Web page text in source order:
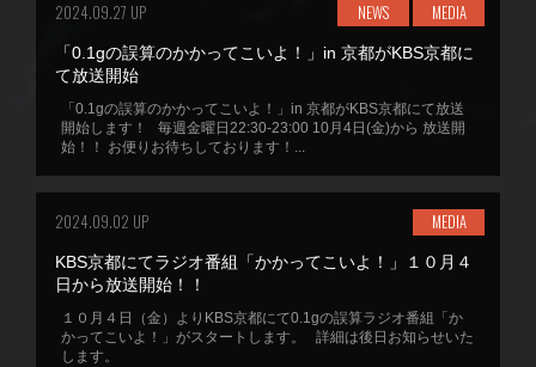
2024.09.27 UP NEWS MEDIA
「0.1gの誤算のかかってこいよ！」in 京都がKBS京都に
て放送開始
「0.1gの誤算のかかってこいよ！」in 京都がKBS京都にて放送
開始します！ 毎週金曜日22:30-23:00 10月4日(金)から 放送開
始！！ お便りお待ちしております！...
2024.09.02 UP MEDIA
KBS京都にてラジオ番組「かかってこいよ！」１０月４
日から放送開始！！
１０月４日（金）よりKBS京都にて0.1gの誤算ラジオ番組「か
かってこいよ！」がスタートします。 詳細は後日お知らせいた
します。